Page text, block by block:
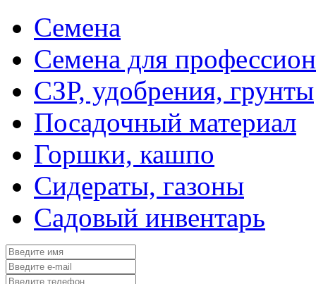
Семена
Семена для
СЗР, удобрения, грунты
Посадочный материал
Горшки, кашпо
Сидераты, газоны
Садовый инвентарь